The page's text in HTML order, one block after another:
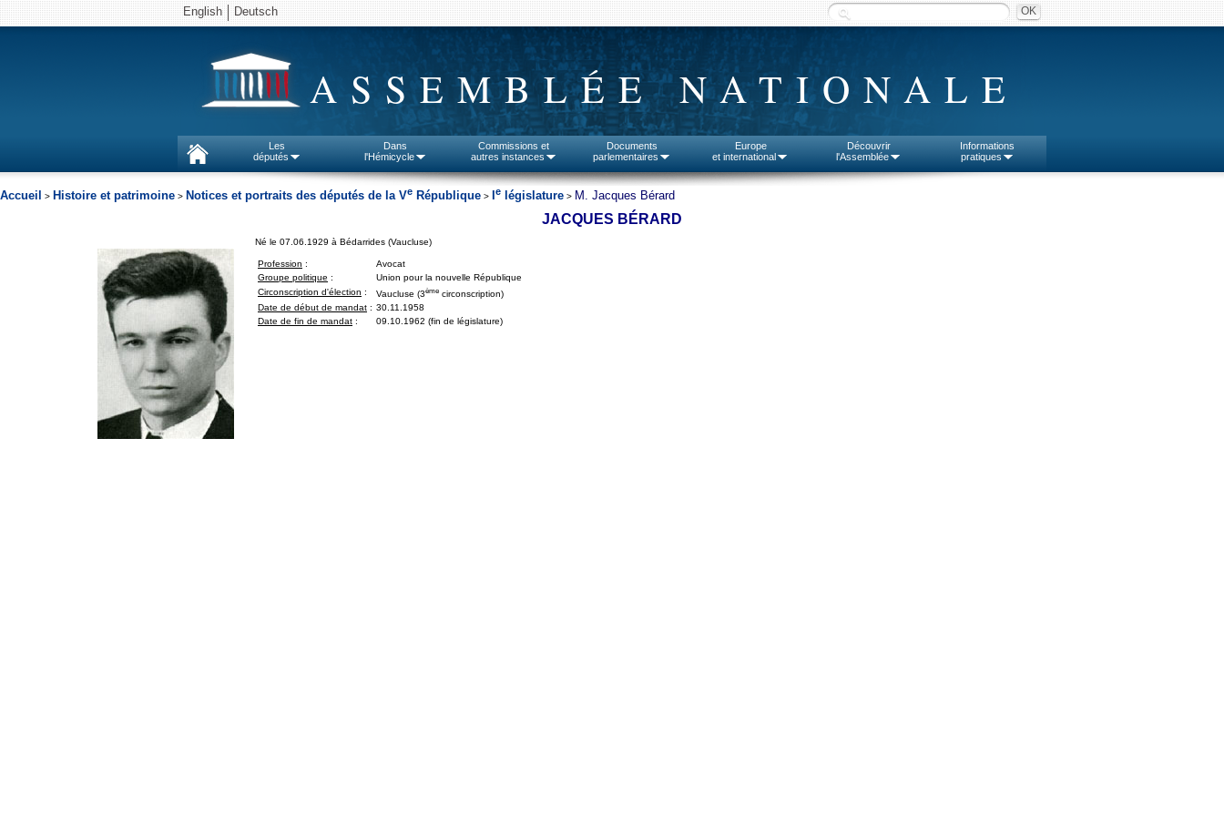
English Deutsch
ASSEMBLÉE NATIONALE
Les
députés
Dans
l'Hémicycle
Commissions et
autres instances
Documents
parlementaires
Europe
et international
Découvrir
l'Assemblée
Informations
pratiques
Accueil > Histoire et patrimoine > Notices et portraits des députés de la Ve République > e législature > M. Jacques Bérard
JACQUES BÉRARD
Né le 07.06.1929 à Bédarrides (Vaucluse)
Profession :
Avocat
Groupe politique :
Union pour la nouvelle République
Circonscription d'élection : Vaucluse (3ème circonscription)
Date de début de mandat : 30.11.1958
Date de fin de mandat : 09.10.1962 (fin de législature)